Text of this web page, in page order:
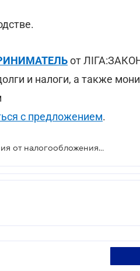
от
и налоги, а также
с предложением.
Налоговики разоблачили схему уклонения от налогообложения на сумму 9 млн грн